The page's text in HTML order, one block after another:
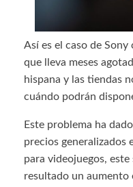
Así es el caso de
que lleva meses
hispana y las tiendas
cuándo podrán
Este problema ha
precios generalizados
para videojuegos,
resultado un aumento